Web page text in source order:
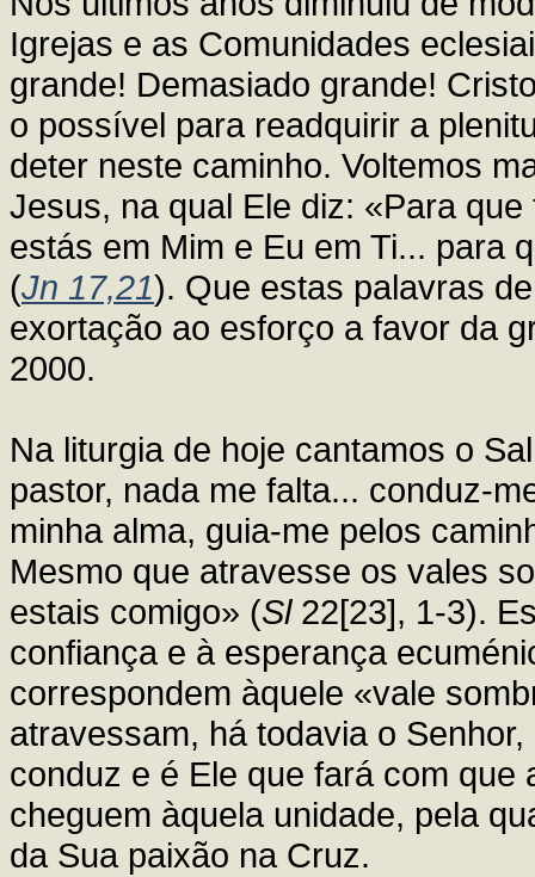
Igrejas e as Comunidades
grande! Demasiado grande!
o possível para readquirir a
deter neste caminho. Voltemos
Jesus, na qual Ele diz: «Para
estás em Mim e Eu em Ti... para
(Jn 17,21). Que estas palavras
exortação ao esforço a favor da
2000.
Na liturgia de hoje cantamos o
pastor, nada me falta... conduz-
minha alma, guia-me pelos
Mesmo que atravesse os vales
estais comigo» (Sl22[23], 1-3).
confiança e à esperança
correspondem àquele «vale
atravessam, há todavia o
conduz e é Ele que fará com
cheguem àquela unidade, pela
da Sua paixão na Cruz.